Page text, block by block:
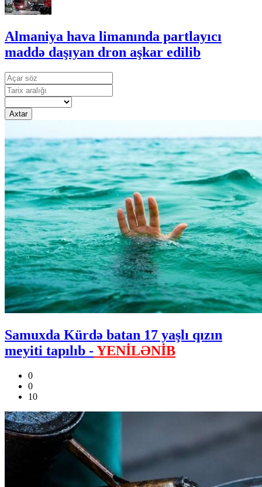
Almaniya hava limanında partlayıcı
maddə daşıyan dron aşkar edilib
Axtar
Samuxda Kürdə batan 17 yaşlı qızın
meyiti tapılıb -YENİLƏNİB
0
0
10